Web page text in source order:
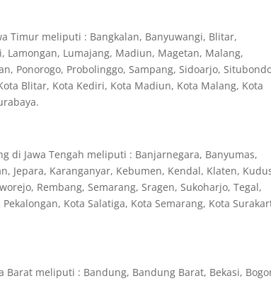
Timur meliputi : Bangkalan, Banyuwangi, Blitar,
Lamongan, Lumajang, Madiun, Magetan, Malang,
Ponorogo, Probolinggo, Sampang, Sidoarjo,
Blitar, Kota Kediri, Kota Madiun, Kota Malang, Kota
di Jawa Tengah meliputi : Banjarnegara, Banyumas,
Jepara, Karanganyar, Kebumen, Kendal, Klaten,
Rembang, Semarang, Sragen, Sukoharjo, Tegal,
Kota Salatiga, Kota Semarang, Kota
Barat meliputi : Bandung, Bandung Barat, Bekasi,